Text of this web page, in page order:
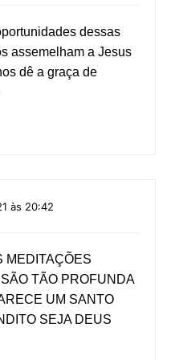
dessas
assemelham a Jesus
dê a graça de
às 20:42
MEDITAÇÕES
TÃO PROFUNDA
UM SANTO
SEJA DEUS